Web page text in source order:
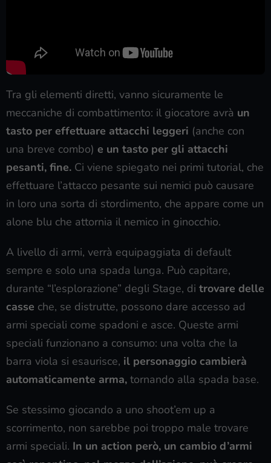
Tra gli elementi diretti, vanno sicuramente le
meccaniche di combattimento: il giocatore avrà un
tasto per effettuare attacchi leggeri (anche con
una breve combo) e un tasto per gli attacchi
pesanti, fine. Ci viene spiegato nei primi tutorial, che
effettuare l’attacco pesante sui nemici può causare
in loro una sorta di stordimento, che appare come un
alone blu che attornia il nemico in ginocchio.
A livello di armi, verrà equipaggiata di default
sempre e solo una spada lunga. Può capitare,
durante “l’esplorazione” degli Stage, di trovare delle
casse che, se distrutte, possono dare accesso ad
armi speciali come spadoni e asce. Queste armi
speciali funzionano a consumo: una volta che la
barra viola si esaurisce, il personaggio cambierà
automaticamente arma, tornando alla spada base.
Se stessimo giocando a uno shoot’em up a
scorrimento, non sarebbe poi troppo male trovare
armi speciali. In un action però, un cambio d’armi